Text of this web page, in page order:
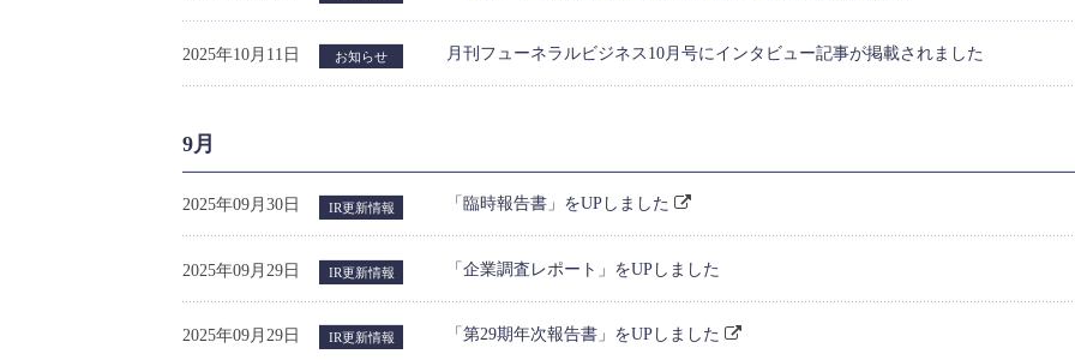
2025年10月11日 お知らせ 月刊フューネラルビジネス10月号にインタビュー記事が掲載されました
9月
2025年09月30日 IR更新情報 「臨時報告書」をUPしました
2025年09月29日 IR更新情報 「企業調査レポート」をUPしました
2025年09月29日 IR更新情報 「第29期年次報告書」をUPしました